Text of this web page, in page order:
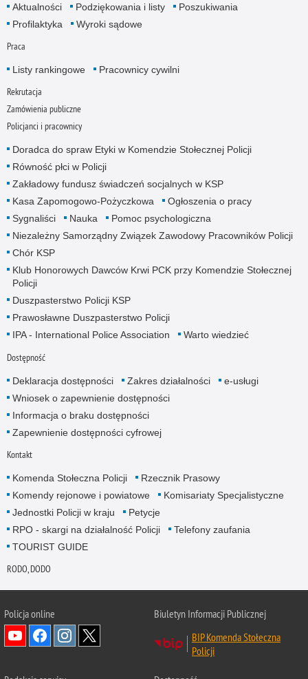
Aktualności Podziękowania i listy
Poszukiwania
Profilaktyka
Wyroki sądowe
Praca
Listy rankingowe Pracownicy cywilni
Rekrutacja
Zamówienia publiczne
Policjanci i pracownicy
Doradca do spraw Etyki w Komendzie Stołecznej Policji
Równość płci w Policji
Zakładowy fundusz świadczeń socjalnych w KSP
Kasa Zapomogowo-Pożyczkowa
Ogłoszenia o pracy
Sygnaliści
Nauka
Pomoc psychologiczna
Niezależny Samorządny Związek Zawodowy Pracowników Policji
Chór KSP
Klub Honorowych Dawców Krwi PCK przy Komendzie Stołecznej
Policji
Duszpasterstwo Policji KSP
Prawosławne Duszpasterstwo Policji
IPA - International Police Association
Warto wiedzieć
Dostępność
Deklaracja dostępności Zakres działalności
e-usługi
Wniosek o zapewnienie dostępności
Informacja o braku dostępności
Zapewnienie dostępności cyfrowej
Kontakt
Komenda Stołeczna Policji
Rzecznik Prasowy
Komendy rejonowe i powiatowe
Komisariaty Specjalistyczne
Jednostki Policji w kraju
Petycje
RPO - skargi na działalność Policji
Telefony zaufania
TOURIST GUIDE
RODO, DODO
Policja online
Biuletyn Informacji Publicznej
BIP Komenda Stołeczna
Policji